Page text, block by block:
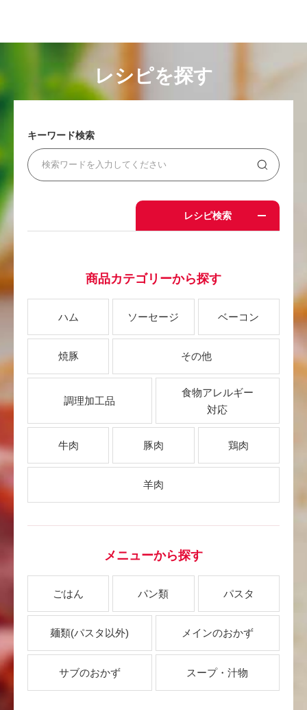
レシピを探す
キーワード検索
レシピ検索
商品カテゴリーから探す
ハム ソーセージ ベーコン
焼豚 その他
調理加工品
食物アレルギー
対応
牛肉 豚肉 鶏肉
羊肉
メニューから探す
ごはん パン類 パスタ
麺類(パスタ以外) メインのおかず
サブのおかず スープ・汁物